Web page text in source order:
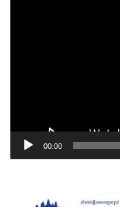
00:00